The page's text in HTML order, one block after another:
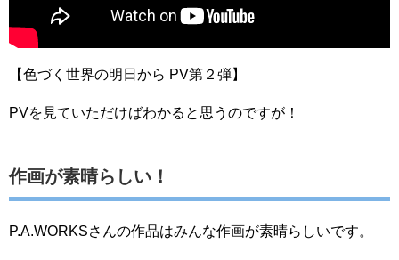
【色づく世界の明日から PV第２弾】
PVを見ていただけばわかると思うのですが！
作画が素晴らしい！
P.A.WORKSさんの作品はみんな作画が素晴らしいです。